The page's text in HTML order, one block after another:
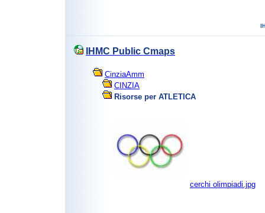
IHMC Public Cmaps
CinziaAmm
CINZIA
Risorse per ATLETICA
cerchi olimpiadi.jpg